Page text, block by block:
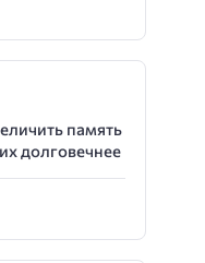
память
долговечнее